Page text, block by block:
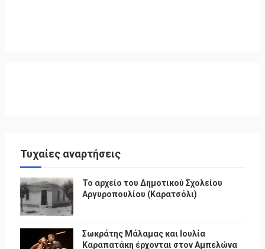
Τυχαίες αναρτήσεις
Το αρχείο του Δημοτικού Σχολείου
Αργυροπουλίου (Καρατσόλι)
Σωκράτης Μάλαμας και Ιουλία
Καραπατάκη έρχονται στον Αμπελώνα